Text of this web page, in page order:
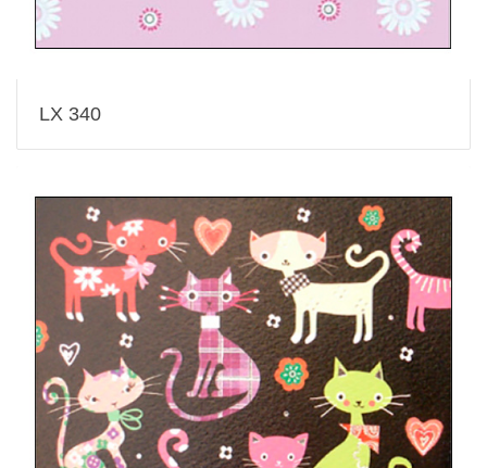
LX 340